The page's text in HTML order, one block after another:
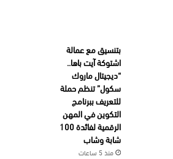
بتنسيق مع عمالة
اشتوكة آيت باها..
“ديجيتال ماروك
سكول” تنظم حملة
للتعريف ببرنامج
التكوين في المهن
الرقمية لفائدة 100
شابة وشاب
منذ 5 ساعات